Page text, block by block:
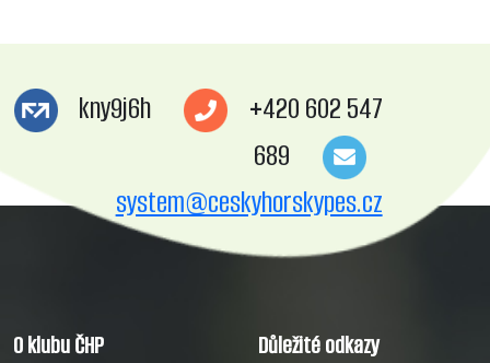
kny9j6h
+420 602 547
689
system@ceskyhorskypes.cz
O klubu ČHP Důležité odkazy